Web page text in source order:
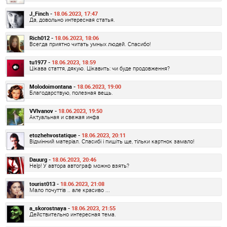
J_Finch - 18.06.2023, 17:47
Да, довольно интересная статья.
Rich012 - 18.06.2023, 18:06
Всегда приятно читать умных людей. Спасибо!
tu1977 - 18.06.2023, 18:59
Цікава стаття, дякую. Цікавить: чи буде продовження?
Molodoimontana - 18.06.2023, 19:00
Благодарствую, полезная вещь.
VVIvanov - 18.06.2023, 19:50
Актуальная и свежая инфа
etozhehvostatique - 18.06.2023, 20:11
Відмінний матеріал. Спасибі і пишіть ще, тільки картнок замало!
Dauurg - 18.06.2023, 20:46
Help! У автора автограф можно взять?
tourist013 - 18.06.2023, 21:08
Мало почуттів .. але красиво ...
a_skorostnaya - 18.06.2023, 21:55
Действительно интересная тема.